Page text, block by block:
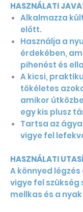
HASZNÁLATI
Alkalmazza
előtt.
Használja a
érdekében,
pihenést és
A kicsi,
tökéletes
amikor
egy kis plusz
Tartsa az
vigye fel
HASZNÁLATI
A könnyed
vigye fel szükség
mellkas és a